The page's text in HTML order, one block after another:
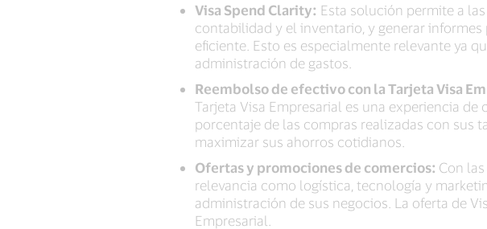
Visa Spend Clarity: Esta solución permite a
contabilidad y el inventario, y generar
eficiente. Esto es especialmente relevante ya
administración de gastos.
Reembolso de efectivo con la Tarjeta Visa
Tarjeta Visa Empresarial es una experiencia
porcentaje de las compras realizadas con sus
maximizar sus ahorros cotidianos.
Ofertas y promociones de comercios: Con
relevancia como logística, tecnología y
administración de sus negocios. La oferta de
Empresarial.